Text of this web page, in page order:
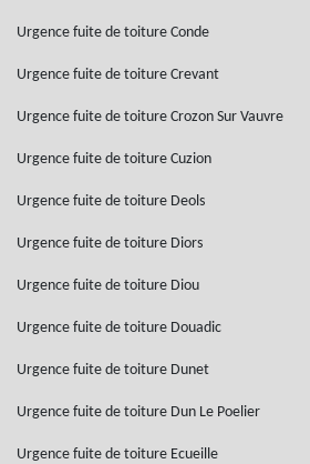
Urgence fuite de toiture Conde
Urgence fuite de toiture Crevant
Urgence fuite de toiture Crozon Sur Vauvre
Urgence fuite de toiture Cuzion
Urgence fuite de toiture Deols
Urgence fuite de toiture Diors
Urgence fuite de toiture Diou
Urgence fuite de toiture Douadic
Urgence fuite de toiture Dunet
Urgence fuite de toiture Dun Le Poelier
Urgence fuite de toiture Ecueille